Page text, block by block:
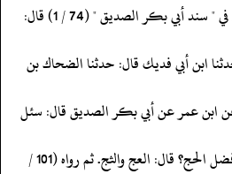
‏‏‏‏رواه أبو بكر بن سعيد القاضي في " سند أبي بكر الصديق " (74 / 1) قال:
ابن أبي فديك قال: حدثنا الضحاك بن
ابن عمر عن أبي بكر الصديق قال: سئل
الحج؟ قال: العج والثج. ثم رواه (101 /